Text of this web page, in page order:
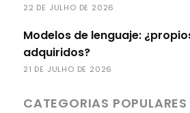
22 DE JULHO DE 2026
Modelos de lenguaje:
adquiridos?
21 DE JULHO DE 2026
CATEGORIAS POPULARES